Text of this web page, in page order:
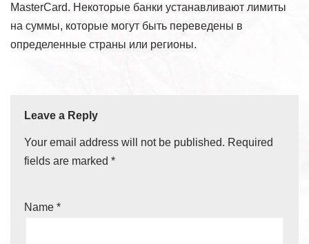
MasterCard. Некоторые банки устанавливают лимиты
на суммы, которые могут быть переведены в
определенные страны или регионы.
Leave a Reply
Your email address will not be published. Required
fields are marked *
Name *